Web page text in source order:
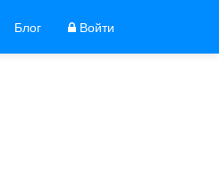
Блог Войти